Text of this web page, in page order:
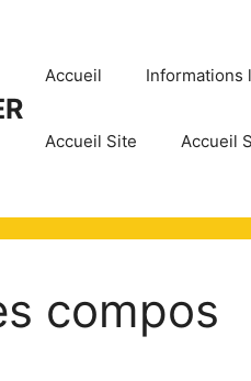
Accueil Informations
Accueil Site Accueil
compos